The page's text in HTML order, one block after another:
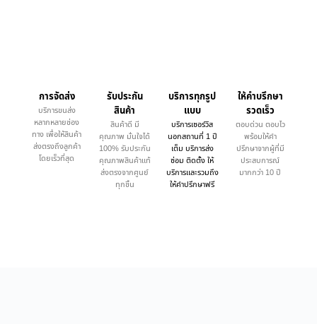
การจัดส่ง
บริการขนส่ง
หลากหลายช่อง
ทาง เพื่อให้สินค้า
ส่งตรงถึงลูกค้า
โดยเร็วที่สุด
รับประกัน
สินค้า
สินค้าดี มี
คุณภาพ มั่นใจได้
100% รับประกัน
คุณภาพสินค้าแท้
ส่งตรงจากศูนย์
ทุกชิ้น
บริการทุกรูป
แบบ
บริการเซอร์วิส
นอกสถานที่ 1 ปี
เต็ม บริการส่ง
ซ่อม ติดตั้ง ให้
บริการและรวมถึง
ให้คำปรึกษาฟรี
ให้คำบรึกษา
รวดเร็ว
ตอบด่วน ตอบไว
พร้อมให้คำ
ปรึกษาจากผู้ที่มี
ประสบการณ์
มากกว่า 10 ปี